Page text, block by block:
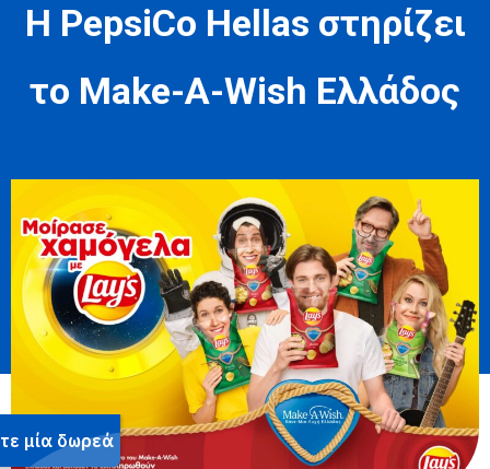
Η PepsiCo Hellas στηρίζει
το Make-A-Wish Ελλάδος